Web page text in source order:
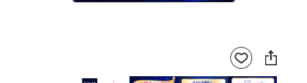
お気
に入
りに
SNS
に
シ